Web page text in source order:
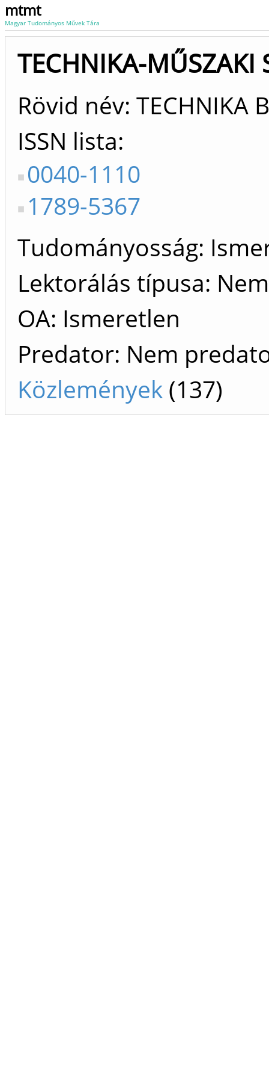
mtmt
Magyar Tudományos Művek Tára
TECHNIKA-MŰSZAKI
Rövid név: TECHNIKA
ISSN lista
0040-1110
1789-5367
Tudományosság:
Lektorálás típusa:
OA: Ismeretlen
Predator: Nem
Közlemények (137)